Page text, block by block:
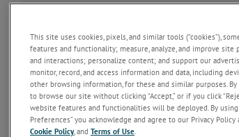
Cuivre
Le cuivre est l’un
monde. Il est
électrique, qui
En dehors du
d’applications, y
de chaleur, ou
température est importante à l’étape du passage
This site uses cookies, pixels, and similar tools (“cookies”),
features and functionality; measure, analyze, and improve
and interactions; personalize content; and support our
monitor, record, and access information and data, including
other browsing information, for these and similar purposes.
to browse our site without clicking “Accept,” or if you click
website features and functionalities will be deployed. By using
Preferences” you acknowledge and agree to our Privacy
Cookie Policy, and Terms of Use